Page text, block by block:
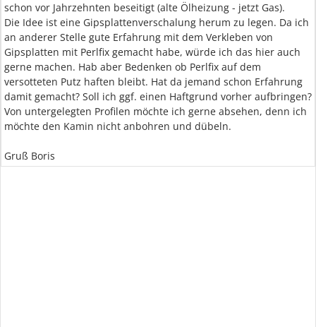
schon vor Jahrzehnten beseitigt (alte Ölheizung - jetzt Gas).
Die Idee ist eine Gipsplattenverschalung herum zu legen. Da ich
an anderer Stelle gute Erfahrung mit dem Verkleben von
Gipsplatten mit Perlfix gemacht habe, würde ich das hier auch
gerne machen. Hab aber Bedenken ob Perlfix auf dem
versotteten Putz haften bleibt. Hat da jemand schon Erfahrung
damit gemacht? Soll ich ggf. einen Haftgrund vorher aufbringen?
Von untergelegten Profilen möchte ich gerne absehen, denn ich
möchte den Kamin nicht anbohren und dübeln.
Gruß Boris